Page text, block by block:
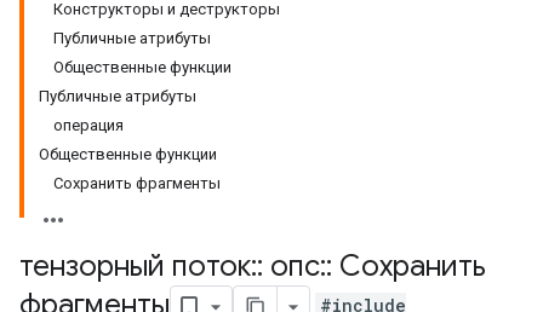
Конструкторы и деструкторы
Публичные атрибуты
Общественные функции
Публичные атрибуты
операция
Общественные функции
Сохранить фрагменты
тензорный поток:: опс:: Сохранить
#include